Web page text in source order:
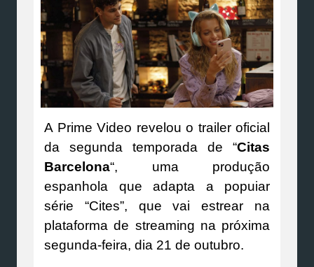
A Prime Video revelou o trailer oficial
da segunda temporada de “Citas
Barcelona“, uma produção
espanhola que adapta a popuiar
série “Cites”, que vai estrear na
plataforma de streaming na próxima
segunda-feira, dia 21 de outubro.